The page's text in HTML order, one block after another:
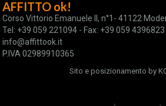
AFFITTO ok!
Corso Vittorio Emanuele II, n°1- 41122
Tel: +39 059 221094 - Fax: +39 059 4396823
info@affittook.it
P.IVA 02989910365
Sito e posizionamento by